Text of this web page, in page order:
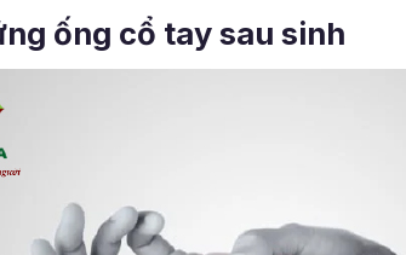
ống cổ tay sau sinh